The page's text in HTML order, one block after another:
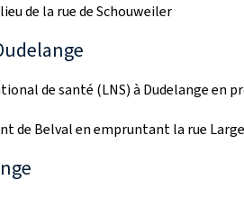
de la rue de Schouweiler
de santé (LNS) à Dudelange en
de Belval en empruntant la rue